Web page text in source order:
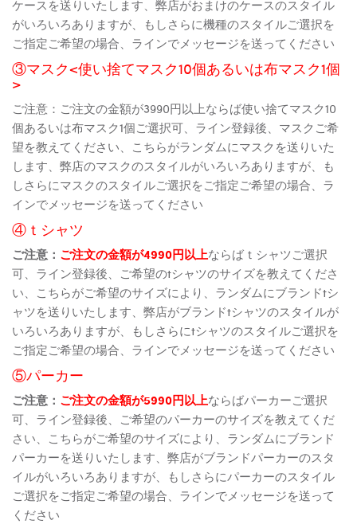
ケースを送りいたします、弊店がおまけのケースのスタイル
がいろいろありますが、もしさらに機種のスタイルご選択を
ご指定ご希望の場合、ラインでメッセージを送ってください
③マスク<使い捨てマスク10個あるいは布マスク1個
>
ご注意：ご注文の金額が3990円以上ならば使い捨てマスク10
個あるいは布マスク1個ご選択可、ライン登録後、マスクご希
望を教えてください、こちらがランダムにマスクを送りいた
します、弊店のマスクのスタイルがいろいろありますが、も
しさらにマスクのスタイルご選択をご指定ご希望の場合、ラ
インでメッセージを送ってください
④ｔシャツ
ご注意： ご注文の金額が4990円以上ならばｔシャツご選択
可、ライン登録後、ご希望のtシャツのサイズを教えてくださ
い、こちらがご希望のサイズにより、ランダムにブランドtシ
ャツを送りいたします、弊店がブランドtシャツのスタイルが
いろいろありますが、もしさらにtシャツのスタイルご選択を
ご指定ご希望の場合、ラインでメッセージを送ってください
⑤パーカー
ご注意： ご注文の金額が5990円以上ならばパーカーご選択
可、ライン登録後、ご希望のパーカーのサイズを教えてくだ
さい、こちらがご希望のサイズにより、ランダムにブランド
パーカーを送りいたします、弊店がブランドパーカーのスタ
イルがいろいろありますが、もしさらにパーカーのスタイル
ご選択をご指定ご希望の場合、ラインでメッセージを送って
ください